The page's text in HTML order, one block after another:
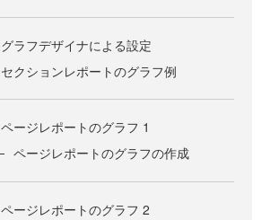
グラフデザイナによる設定
セクションレポートのグラフ例
ページレポートのグラフ 1
ページレポートのグラフの作成
ページレポートのグラフ 2